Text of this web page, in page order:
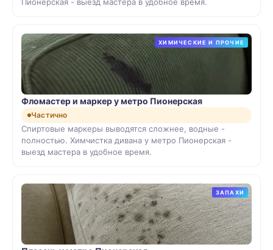
ХИМИЧЕСКИЕ И ПРОЧИЕ
Фломастер и маркер у метро Пионерская
Частично
Спиртовые маркеры выводятся сложнее, водные -
полностью. Химчистка дивана у метро Пионерская -
выезд мастера в удобное время.
ЗАПАХИ